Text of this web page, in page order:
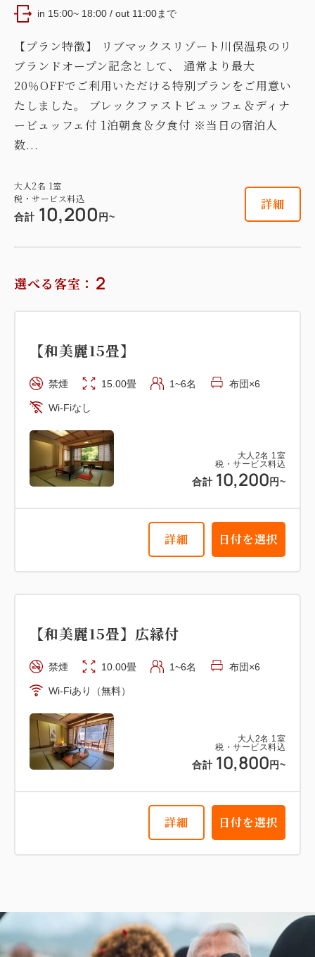
in 15:00~ 18:00 / out 11:00まで
【プラン特徴】 リブマックスリゾート川俣温泉のリ
ブランドオープン記念として、 通常より最大
20％OFFでご利用いただける特別プランをご用意い
たしました。 ブレックファストビュッフェ＆ディナ
ービュッフェ付 1泊朝食＆夕食付 ※当日の宿泊人
数...
大人2名 1室
税・サービス料込
合計 10,200 円~
詳細
選べる客室： 2
大人 2名 1 室
税・サービス料込
合計 10,200 円~
【和美麗15畳】
禁煙 15.00畳 1~6名 布団×6
Wi-Fiなし
詳細 日付を選択
大人 2名 1 室
税・サービス料込
合計 10,800 円~
【和美麗15畳】広縁付
禁煙 10.00畳 1~6名 布団×6
Wi-Fiあり（無料）
詳細 日付を選択